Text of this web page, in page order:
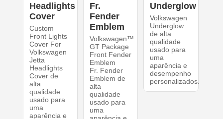
Headlights
Cover
Custom
Front Lights
Cover For
Volkswagen
Jetta
Headlights
Cover de
alta
qualidade
usado para
uma
aparência e
Fr.
Fender
Emblem
Volkswagen™
GT Package
Front Fender
Emblem
Fr. Fender
Emblem de
alta
qualidade
usado para
uma
Underglow
Volkswagen
Underglow
de alta
qualidade
usado para
uma
aparência e
desempenho
personalizados.